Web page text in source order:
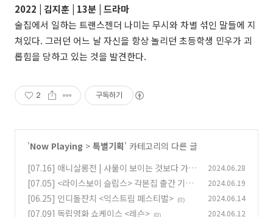
2022 |
김지훈 | 13분 | 드라마
술집에서 일하는 트랜스젠더 나미는 무시와 차별 섞인 말들에 지
쳐있다. 그러던 어느 날 자신을 항상 놀리던 초등학생 민우가 괴
롭힘을 당하고 있는 것을 발견한다.
2 구독하기
'Now Playing > 특별기획' 카테고리의 다른 글
[07.16] 애니살롱전 | 사물이 보이는 것보다 가까
이 있음
(0)
2024.06.28
[07.05] <라이스보이 슬립스> 각본집 출간 기념
상영회
(0)
2024.06.19
[06.25] 인디돌잔치 <익스트림 페스티벌> (0) 2024.06.14
[07.09] 독립영화 쇼케이스 <레슨> (0) 2024.06.12